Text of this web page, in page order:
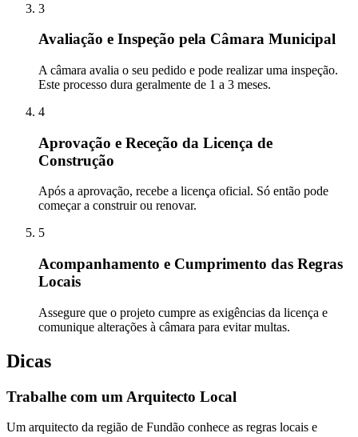
3
Avaliação e Inspeção pela Câmara Municipal
A câmara avalia o seu pedido e pode realizar uma inspeção.
Este processo dura geralmente de 1 a 3 meses.
4
Aprovação e Receção da Licença de
Construção
Após a aprovação, recebe a licença oficial. Só então pode
começar a construir ou renovar.
5
Acompanhamento e Cumprimento das Regras
Locais
Assegure que o projeto cumpre as exigências da licença e
comunique alterações à câmara para evitar multas.
Dicas
Trabalhe com um Arquitecto Local
Um arquitecto da região de Fundão conhece as regras locais e